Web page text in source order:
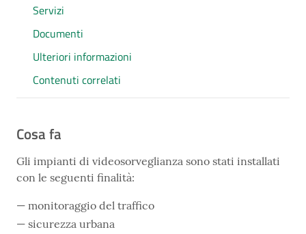
Servizi
Documenti
Ulteriori informazioni
Contenuti correlati
Cosa fa
Gli impianti di videosorveglianza sono stati installati
con le seguenti finalità:
monitoraggio del traffico
sicurezza urbana